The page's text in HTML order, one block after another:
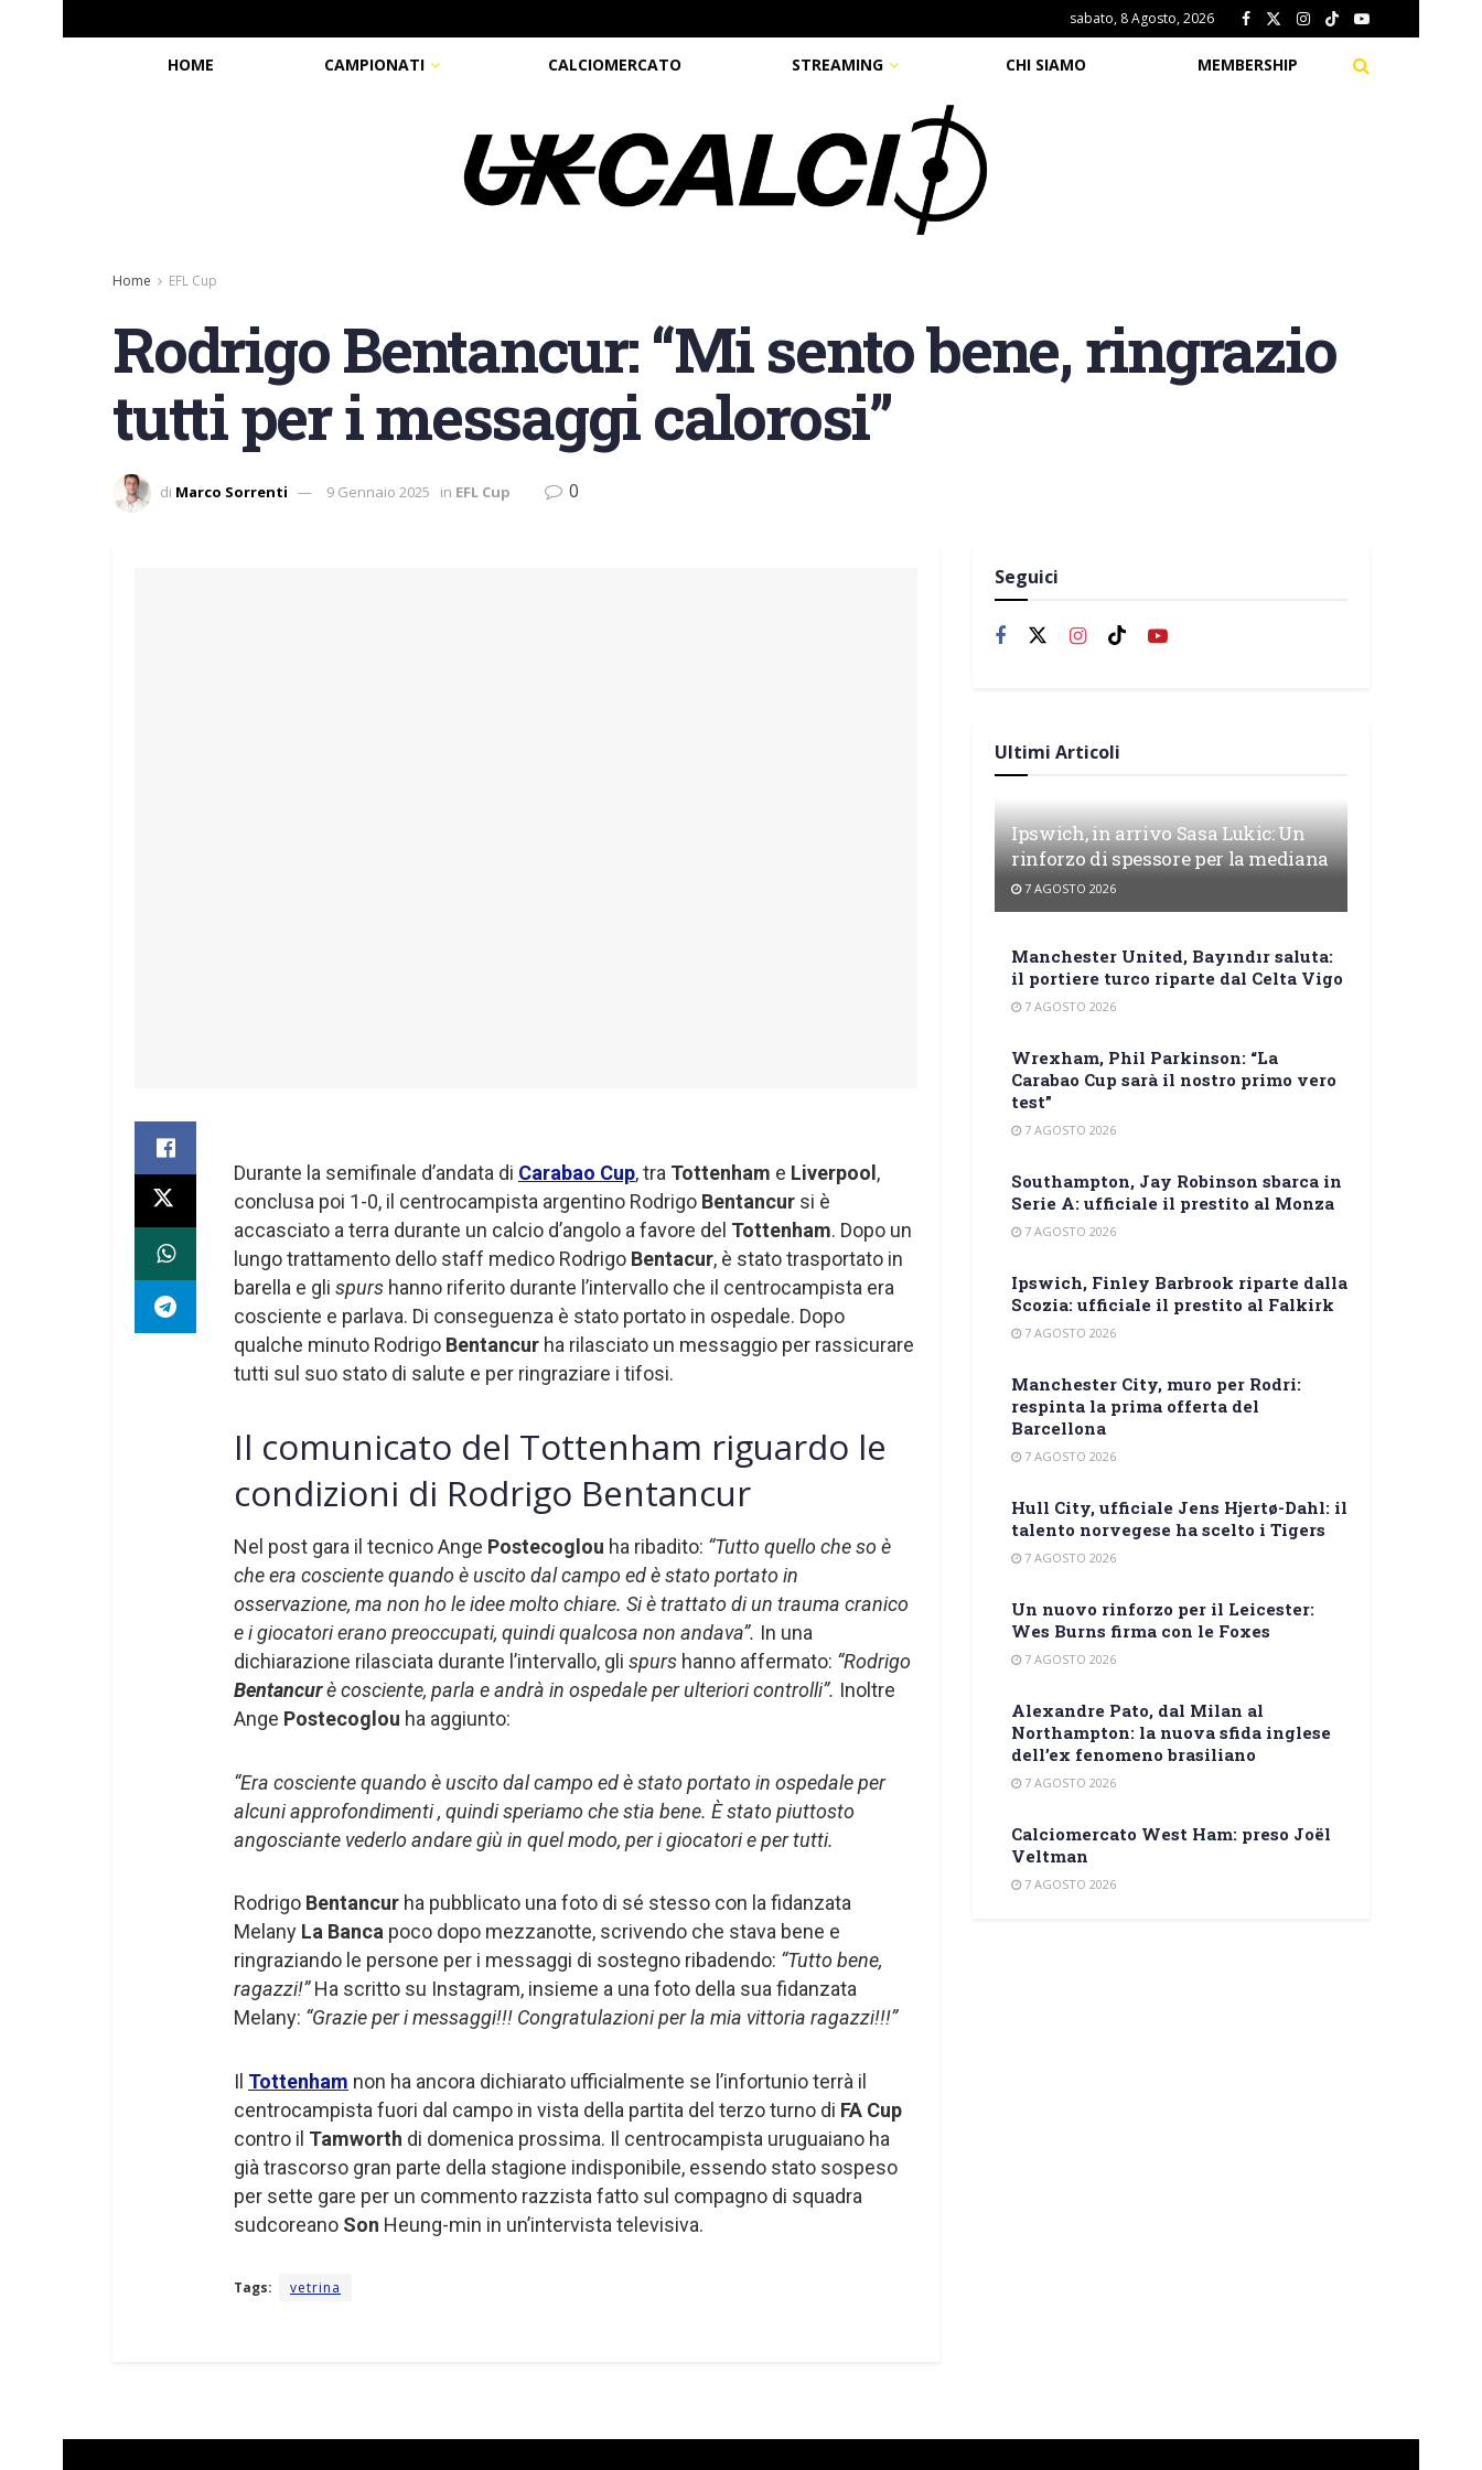
sabato, 8 Agosto, 2026
HOME CAMPIONATI CALCIOMERCATO STREAMING CHI SIAMO MEMBERSHIP
Home EFL Cup
Rodrigo Bentancur: “Mi sento bene, ringrazio
tutti per i messaggi calorosi”
di Marco Sorrenti 9 Gennaio 2025 in EFL Cup 0
Durante la semifinale d’andata di Carabao Cup, tra Tottenham e Liverpool ,
conclusa poi 1-0, il centrocampista argentino Rodrigo Bentancur si è
accasciato a terra durante un calcio d’angolo a favore del Tottenham. Dopo un
lungo trattamento dello staff medico Rodrigo Bentacur, è stato trasportato in
barella e gli spurs hanno riferito durante l’intervallo che il centrocampista era
cosciente e parlava. Di conseguenza è stato portato in ospedale. Dopo
qualche minuto Rodrigo Bentancur ha rilasciato un messaggio per rassicurare
tutti sul suo stato di salute e per ringraziare i tifosi.
Il comunicato del Tottenham riguardo le
condizioni di Rodrigo Bentancur
Nel post gara il tecnico Ange Postecoglou ha ribadito: “Tutto quello che so è
che era cosciente quando è uscito dal campo ed è stato portato in
osservazione, ma non ho le idee molto chiare. Si è trattato di un trauma cranico
e i giocatori erano preoccupati, quindi qualcosa non andava”. In una
dichiarazione rilasciata durante l’intervallo, gli spurs hanno affermato: “Rodrigo
Bentancurè cosciente, parla e andrà in ospedale per ulteriori controlli”. Inoltre
Ange Postecoglou ha aggiunto:
“Era cosciente quando è uscito dal campo ed è stato portato in ospedale per
alcuni approfondimenti , quindi speriamo che stia bene. È stato piuttosto
angosciante vederlo andare giù in quel modo, per i giocatori e per tutti.
Rodrigo Bentancur ha pubblicato una foto di sé stesso con la fidanzata
Melany La Banca poco dopo mezzanotte, scrivendo che stava bene e
ringraziando le persone per i messaggi di sostegno ribadendo: “Tutto bene,
ragazzi!”Ha scritto su Instagram, insieme a una foto della sua fidanzata
Melany: “Grazie per i messaggi!!! Congratulazioni per la mia vittoria ragazzi!!!”
Il Tottenham non ha ancora dichiarato ufficialmente se l’infortunio terrà il
centrocampista fuori dal campo in vista della partita del terzo turno di FA Cup
contro il Tamworth di domenica prossima. Il centrocampista uruguaiano ha
già trascorso gran parte della stagione indisponibile, essendo stato sospeso
per sette gare per un commento razzista fatto sul compagno di squadra
sudcoreano Son Heung-min in un’intervista televisiva.
Tags: vetrina
Seguici
Ultimi Articoli
Ipswich, in arrivo Sasa Lukic: Un
rinforzo di spessore per la mediana
7 AGOSTO 2026
Manchester United, Bayındır saluta:
il portiere turco riparte dal Celta Vigo
7 AGOSTO 2026
Wrexham, Phil Parkinson: “La
Carabao Cup sarà il nostro primo vero
test”
7 AGOSTO 2026
Southampton, Jay Robinson sbarca in
Serie A: ufficiale il prestito al Monza
7 AGOSTO 2026
Ipswich, Finley Barbrook riparte dalla
Scozia: ufficiale il prestito al Falkirk
7 AGOSTO 2026
Manchester City, muro per Rodri:
respinta la prima offerta del
Barcellona
7 AGOSTO 2026
Hull City, ufficiale Jens Hjertø-Dahl: il
talento norvegese ha scelto i Tigers
7 AGOSTO 2026
Un nuovo rinforzo per il Leicester:
Wes Burns firma con le Foxes
7 AGOSTO 2026
Alexandre Pato, dal Milan al
Northampton: la nuova sfida inglese
dell’ex fenomeno brasiliano
7 AGOSTO 2026
Calciomercato West Ham: preso Joël
Veltman
7 AGOSTO 2026